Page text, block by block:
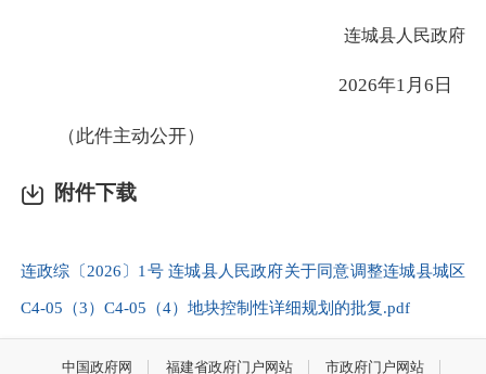
连城县人民政府
2026年1月6日
（此件主动公开）
附件下载
连政综〔2026〕1号 连城县人民政府关于同意调整连城县城区
C4-05（3）C4-05（4）地块控制性详细规划的批复.pdf
中国政府网 福建省政府门户网站 市政府门户网站